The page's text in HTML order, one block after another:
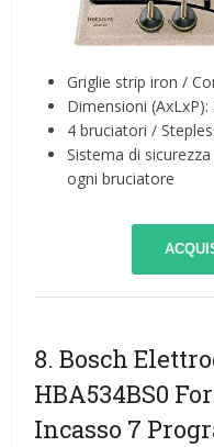
Griglie strip iron /
Dimensioni
4 bruciatori /
Sistema di
ogni bruciatore
8. Bosch
HBA534BS0
Incasso 7